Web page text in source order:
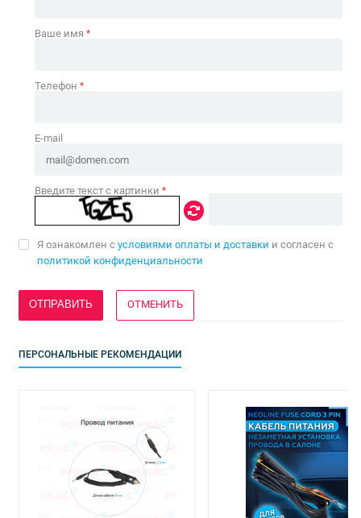
Ваше имя *
Телефон *
E-mail
Введите текст с картинки *
Я ознакомлен с условиями оплаты и доставки и согласен с
политикой конфиденциальности
ОТМЕНИТЬ
ПЕРСОНАЛЬНЫЕ РЕКОМЕНДАЦИИ